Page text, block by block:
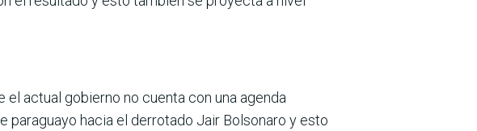
actual gobierno no cuenta con una agenda
hacia el derrotado Jair Bolsonaro y esto